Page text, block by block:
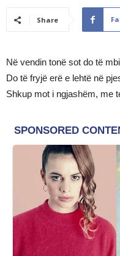
Share
Në vendin tonë sot do të
Do të fryjë erë e lehtë në
Shkup mot i ngjashëm, me